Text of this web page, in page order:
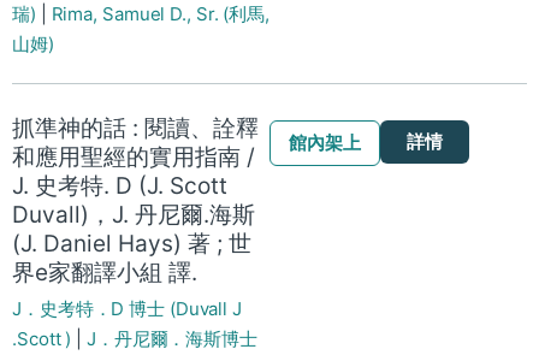
瑞)
Rima, Samuel D., Sr. (利馬,
山姆)
抓準神的話 : 閱讀、詮釋
和應用聖經的實用指南 /
J. 史考特. D (J. Scott
Duvall)，J. 丹尼爾.海斯
(J. Daniel Hays) 著 ; 世
界e家翻譯小組 譯.
J．史考特．D 博士 (Duvall J
.Scott )
J．丹尼爾．海斯博士
館內架上 詳情